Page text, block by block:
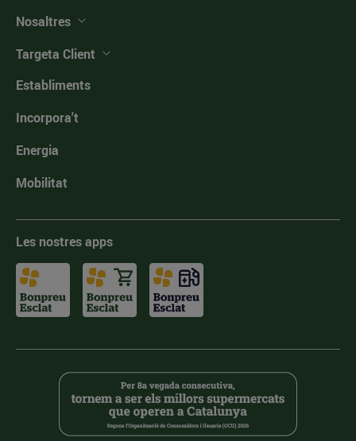
Nosaltres
Targeta Client
Establiments
Incorpora't
Energia
Mobilitat
Les nostres apps